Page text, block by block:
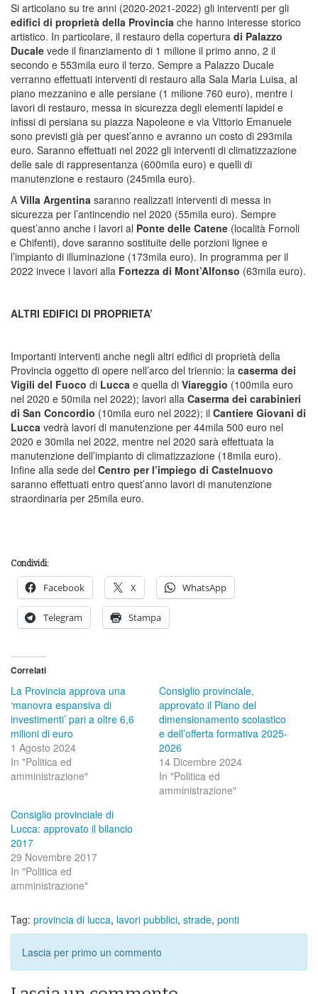
Si articolano su tre anni (2020-2021-2022) gli interventi per gli
edifici di proprietà della Provincia che hanno interesse storico
artistico. In particolare, il restauro della copertura di Palazzo
Ducale vede il finanziamento di 1 milione il primo anno, 2 il
secondo e 553mila euro il terzo. Sempre a Palazzo Ducale
verranno effettuati interventi di restauro alla Sala Maria Luisa, al
piano mezzanino e alle persiane (1 milione 760 euro), mentre i
lavori di restauro, messa in sicurezza degli elementi lapidei e
infissi di persiana su piazza Napoleone e via Vittorio Emanuele
sono previsti già per quest’anno e avranno un costo di 293mila
euro. Saranno effettuati nel 2022 gli interventi di climatizzazione
delle sale di rappresentanza (600mila euro) e quelli di
manutenzione e restauro (245mila euro).
A Villa Argentina saranno realizzati interventi di messa in
sicurezza per l’antincendio nel 2020 (55mila euro). Sempre
quest’anno anche i lavori al Ponte delle Catene (località Fornoli
e Chifenti), dove saranno sostituite delle porzioni lignee e
l’impianto di illuminazione (173mila euro). In programma per il
2022 invece i lavori alla Fortezza di Mont’Alfonso (63mila euro).
ALTRI EDIFICI DI PROPRIETA’
Importanti interventi anche negli altri edifici di proprietà della
Provincia oggetto di opere nell’arco del triennio: la caserma dei
Vigili del Fuoco di Lucca e quella di Viareggio (100mila euro
nel 2020 e 50mila nel 2022); lavori alla Caserma dei carabinieri
di San Concordio (10mila euro nel 2022); il Cantiere Giovani di
Lucca vedrà lavori di manutenzione per 44mila 500 euro nel
2020 e 30mila nel 2022, mentre nel 2020 sarà effettuata la
manutenzione dell’impianto di climatizzazione (18mila euro).
Infine alla sede del Centro per l’impiego di Castelnuovo
saranno effettuati entro quest’anno lavori di manutenzione
straordinaria per 25mila euro.
Condividi:
Facebook X WhatsApp
Telegram Stampa
Correlati
La Provincia approva una
‘manovra espansiva di
investimenti’ pari a oltre 6,6
milioni di euro
1 Agosto 2024
In "Politica ed
amministrazione"
Consiglio provinciale,
approvato il Piano del
dimensionamento scolastico
e dell’offerta formativa 2025-
2026
14 Dicembre 2024
In "Politica ed
amministrazione"
Consiglio provinciale di
Lucca: approvato il bilancio
2017
29 Novembre 2017
In "Politica ed
amministrazione"
Tag: provincia di lucca, lavori pubblici, strade, ponti
Lascia per primo un commento